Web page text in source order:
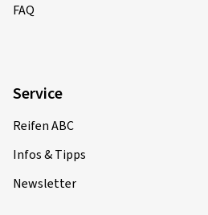
FAQ
Service
Reifen ABC
Infos & Tipps
Newsletter